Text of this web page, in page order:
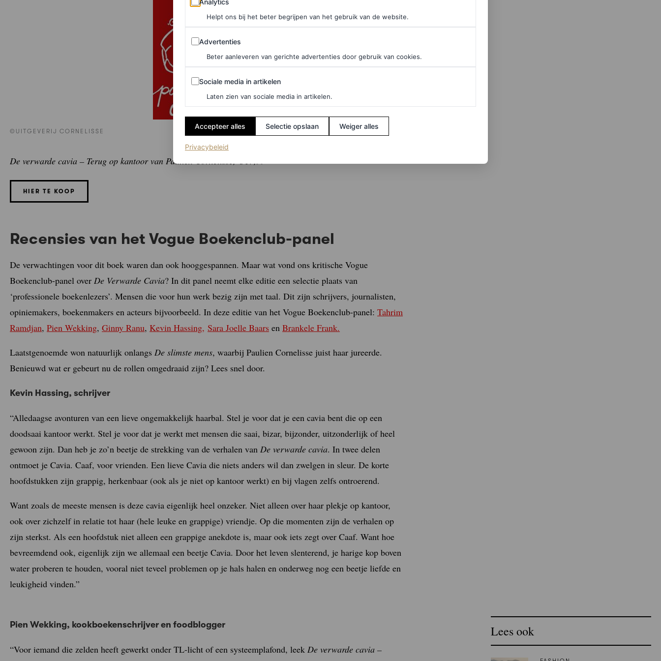
©UITGEVERIJ CORNELISSE
De verwarde cavia – Terug op kantoor van Paulien Cornelisse, € 17,99
HIER TE KOOP
Recensies van het Vogue Boekenclub-panel
De verwachtingen voor dit boek waren dan ook hooggespannen. Maar wat vond ons kritische Vogue
Boekenclub-panel over De Verwarde Cavia? In dit panel neemt elke editie een selectie plaats van
‘professionele boekenlezers’. Mensen die voor hun werk bezig zijn met taal. Dit zijn schrijvers, journalisten,
opiniemakers, boekenmakers en acteurs bijvoorbeeld. In deze editie van het Vogue Boekenclub-panel: Tahrim
Ramdjan, Pien Wekking, Ginny Ranu, Kevin Hassing, Sara Joelle Baars en Brankele Frank.
Laatstgenoemde won natuurlijk onlangs De slimste mens, waarbij Paulien Cornelisse juist haar jureerde.
Benieuwd wat er gebeurt nu de rollen omgedraaid zijn? Lees snel door.
Kevin Hassing, schrijver
“Alledaagse avonturen van een lieve ongemakkelijk haarbal. Stel je voor dat je een cavia bent die op een
doodsaai kantoor werkt. Stel je voor dat je werkt met mensen die saai, bizar, bijzonder, uitzonderlijk of heel
gewoon zijn. Dan heb je zo’n beetje de strekking van de verhalen van De verwarde cavia. In twee delen
ontmoet je Cavia. Caaf, voor vrienden. Een lieve Cavia die niets anders wil dan zwelgen in sleur. De korte
hoofdstukken zijn grappig, herkenbaar (ook als je niet op kantoor werkt) en bij vlagen zelfs ontroerend.
Want zoals de meeste mensen is deze cavia eigenlijk heel onzeker. Niet alleen over haar plekje op kantoor,
ook over zichzelf in relatie tot haar (hele leuke en grappige) vriendje. Op die momenten zijn de verhalen op
zijn sterkst. Als een hoofdstuk niet alleen een grappige anekdote is, maar ook iets zegt over Caaf. Want hoe
bevreemdend ook, eigenlijk zijn we allemaal een beetje Cavia. Door het leven slenterend, je harige kop boven
water proberen te houden, vooral niet teveel problemen op je hals halen en onderweg nog een beetje liefde en
leukigheid vinden.”
Pien Wekking, kookboekenschrijver en foodblogger
“Voor iemand die zelden heeft gewerkt onder TL-licht of een systeemplafond, leek De verwarde cavia –
Lees ook
Helpt ons bij het beter begrijpen van het gebruik van de website.
Advertenties
Advertenties
Beter aanleveren van gerichte advertenties door gebruik van cookies.
Sociale media in artikelen
Sociale media in artikelen
Laten zien van sociale media in artikelen.
Accepteer alles Selectie opslaan Weiger alles
Privacybeleid